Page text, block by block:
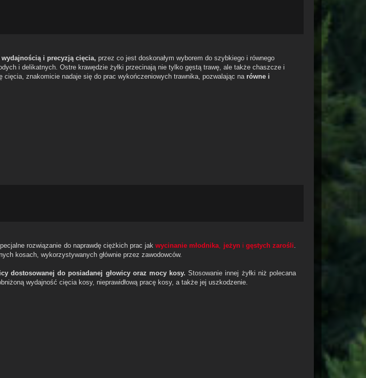
i precyzją cięcia, przez co jest doskonałym wyborem do szybkiego i równego
i delikatnych. Ostre krawędzie żyłki przecinają nie tylko gęstą trawę, ale także chaszcze i
cięcia, znakomicie nadaje się do prac wykończeniowych trawnika, pozwalając na równe i
rozwiązanie do naprawdę ciężkich prac jakwycinanie młodnika jeżyni gęstych zarośli
kosach, wykorzystywanych głównie przez zawodowców.
dostosowanej do posiadanej głowicy oraz mocy kosy. Stosowanie innej żyłki niż polecana
wydajność cięcia kosy, nieprawidłową pracę kosy, a także jej uszkodzenie.